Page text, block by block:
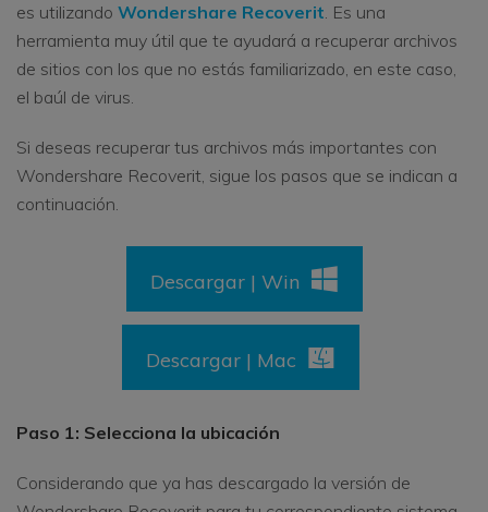
es utilizando Wondershare Recoverit. Es una
herramienta muy útil que te ayudará a recuperar archivos
de sitios con los que no estás familiarizado, en este caso,
el baúl de virus.
Si deseas recuperar tus archivos más importantes con
Wondershare Recoverit, sigue los pasos que se indican a
continuación.
Descargar | Win
Descargar | Mac
Paso 1: Selecciona la ubicación
Considerando que ya has descargado la versión de